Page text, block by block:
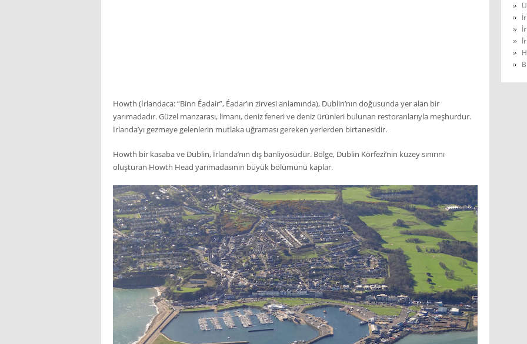
Howth (İrlandaca: “Binn Éadair”, Éadar’ın zirvesi anlamında), Dublin’nın doğusunda yer alan bir
yarımadadır. Güzel manzarası, limanı, deniz feneri ve deniz ürünleri bulunan restoranlarıyla meşhurdur.
İrlanda’yı gezmeye gelenlerin mutlaka uğraması gereken yerlerden birtanesidir.
Howth bir kasaba ve Dublin, İrlanda’nın dış banliyösüdür. Bölge, Dublin Körfezi’nin kuzey sınırını
oluşturan Howth Head yarımadasının büyük bölümünü kaplar.